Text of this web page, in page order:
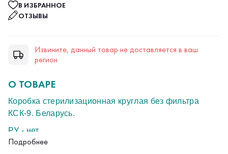
В ИЗБРАННОЕ
ОТЗЫВЫ
Извините, данный товар не доставляется в ваш
регион
О ТОВАРЕ
Коробка стерилизационная круглая без фильтра
КСК-9. Беларусь.
РУ - нет.
Новые
Подробнее